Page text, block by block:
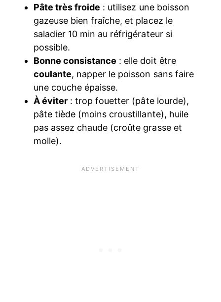
Pâte très froide : utilisez une boisson
gazeuse bien fraîche, et placez le
saladier 10 min au réfrigérateur si
possible.
Bonne consistance : elle doit être
coulante, napper le poisson sans faire
une couche épaisse.
À éviter : trop fouetter (pâte lourde),
pâte tiède (moins croustillante), huile
pas assez chaude (croûte grasse et
molle).